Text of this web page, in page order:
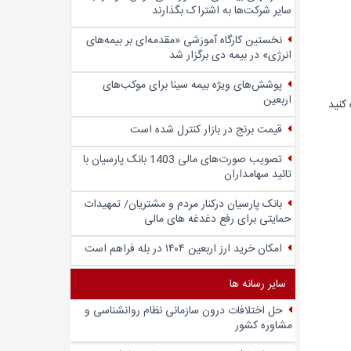
سایر شرکت‌ها به اشتراک بگذارند
نخستین کارگاه آموزشی «مقدمه‌ای بر بیمه‌های
انرژی» در بیمه دی برگزار شد
پوشش‌های ویژه بیمه سینا برای موکب‌های
اربعین
قیمت برنج در بازار کنترل شده است
تصویب صورت‌های مالی 1403 بانک پارسیان با
تائید سهامداران
بانک پارسیان درکنار مردم و مشتریان/ تمهیدات
حمایتی برای رفع دغدغه های مالی
امکان خرید ارز اربعین ۱۴۰۴ در بله فراهم است
سایر رسانه ها
حل اختلافات درون سازمانی نظام روانشناسی و
مشاوره کشور